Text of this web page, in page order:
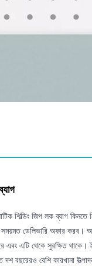
শিল্ডিং জিপ লক ব্যাগ কিনতে
ডেলিভারি অফার করব।
এটি থেকে সুরক্ষিত থাকে।
বছরেরও বেশি কারখানা